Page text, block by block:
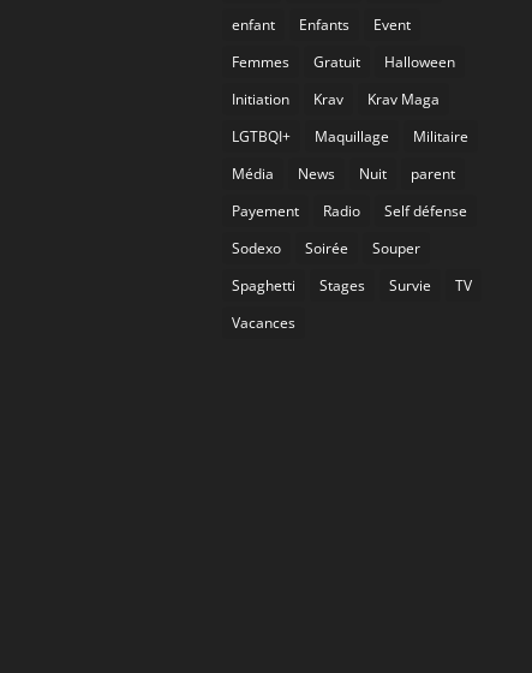
enfant
Enfants
Event
Femmes
Gratuit
Halloween
Initiation
Krav
Krav Maga
LGTBQI+
Maquillage
Militaire
Média
News Nuit
parent
Payement
Radio
Self défense
Sodexo
Soirée
Souper
Spaghetti
Stages Survie
TV
Vacances